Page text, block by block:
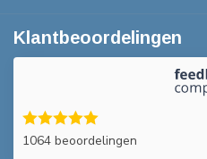
Klantbeoordelingen
1064 beoordelingen